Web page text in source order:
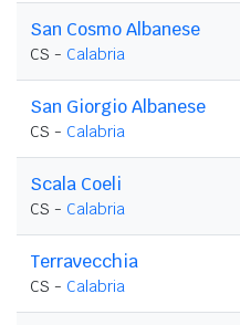
San Cosmo Albanese
CS - Calabria
San Giorgio Albanese
CS - Calabria
Scala Coeli
CS - Calabria
Terravecchia
CS - Calabria